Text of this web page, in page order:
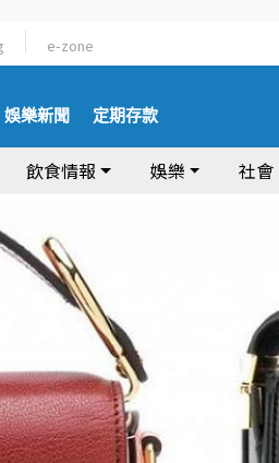
e-zone
娛樂新聞 定期存款
飲食情報 娛樂 社會